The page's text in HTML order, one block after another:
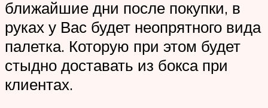
ближайшие дни после покупки, в
руках у Вас будет неопрятного вида
палетка. Которую при этом будет
стыдно доставать из бокса при
клиентах.